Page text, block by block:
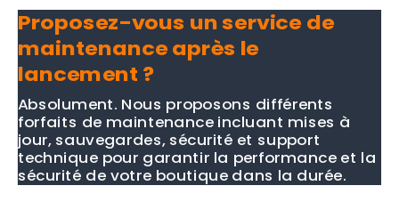
Proposez-vous un service de
maintenance après le
lancement ?
Absolument. Nous proposons différents
forfaits de maintenance incluant mises à
jour, sauvegardes, sécurité et support
technique pour garantir la performance et la
sécurité de votre boutique dans la durée.